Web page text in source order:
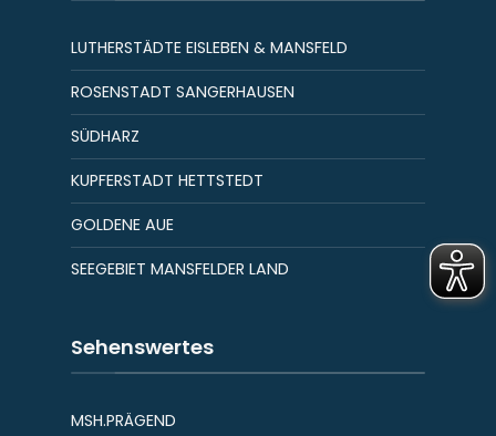
LUTHERSTÄDTE EISLEBEN & MANSFELD
ROSENSTADT SANGERHAUSEN
SÜDHARZ
KUPFERSTADT HETTSTEDT
GOLDENE AUE
SEEGEBIET MANSFELDER LAND
Sehenswertes
MSH.PRÄGEND